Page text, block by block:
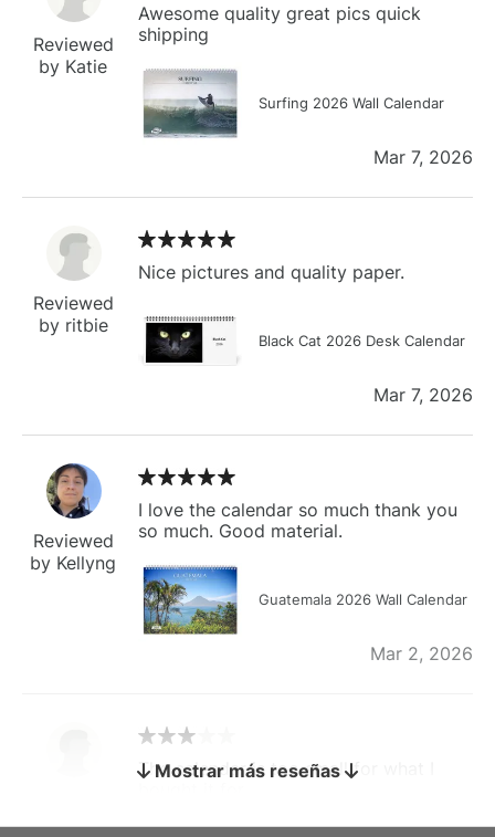
Reviewed
by Katie
Awesome quality great pics quick
shipping
Surfing 2026 Wall Calendar
Mar 7, 2026
Reviewed
by ritbie
Nice pictures and quality paper.
Black Cat 2026 Desk Calendar
Mar 7, 2026
Reviewed
by Kellyng
I love the calendar so much thank you
so much. Good material.
Guatemala 2026 Wall Calendar
Mar 2, 2026
by charles
The calendar is too small for what I
Mostrar más reseñas